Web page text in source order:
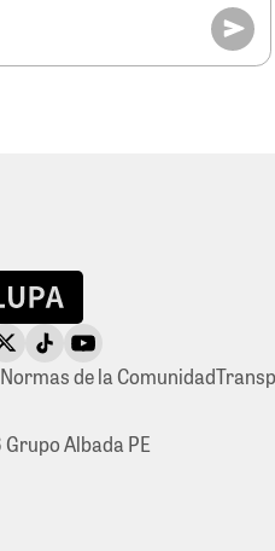
Normas de la Comunidad
Albada PE